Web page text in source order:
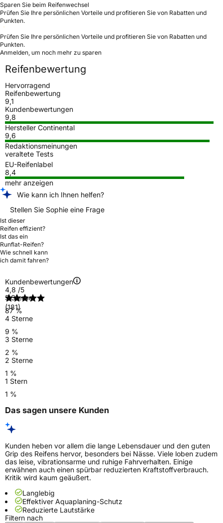
Sparen Sie beim Reifenwechsel
Prüfen Sie Ihre persönlichen Vorteile und profitieren Sie von Rabatten und
Punkten.
Prüfen Sie Ihre persönlichen Vorteile und profitieren Sie von Rabatten und
Punkten.
Anmelden, um noch mehr zu sparen
Reifenbewertung
Hervorragend
Reifenbewertung
9,1
Kundenbewertungen
9,8
Hersteller Continental
9,6
Redaktionsmeinungen
veraltete Tests
EU-Reifenlabel
8,4
mehr anzeigen
Wie kann ich Ihnen helfen?
Stellen Sie Sophie eine Frage
Ist dieser
Reifen effizient?
Ist das ein
Runflat-Reifen?
Wie schnell kann
ich damit fahren?
Kundenbewertungen
4,8 /5
(181)
5 Sterne
87 %
4 Sterne
9 %
3 Sterne
2 %
2 Sterne
1 %
1 Stern
1 %
Das sagen unsere Kunden
Kunden heben vor allem die lange Lebensdauer und den guten
Grip des Reifens hervor, besonders bei Nässe. Viele loben zudem
das leise, vibrationsarme und ruhige Fahrverhalten. Einige
erwähnen auch einen spürbar reduzierten Kraftstoffverbrauch.
Kritik wird kaum geäußert.
Langlebig
Effektiver Aquaplaning-Schutz
Reduzierte Lautstärke
Filtern nach